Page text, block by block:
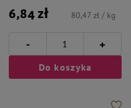
6,84 zł 80,47 zł / kg
- +
Do koszyka